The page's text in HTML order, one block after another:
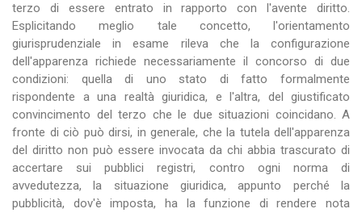
terzo di essere entrato in rapporto con l'avente diritto.
Esplicitando meglio tale concetto, l'orientamento
giurisprudenziale in esame rileva che la configurazione
dell'apparenza richiede necessariamente il concorso di due
condizioni: quella di uno stato di fatto formalmente
rispondente a una realtà giuridica, e l'altra, del giustificato
convincimento del terzo che le due situazioni coincidano. A
fronte di ciò può dirsi, in generale, che la tutela dell'apparenza
del diritto non può essere invocata da chi abbia trascurato di
accertare sui pubblici registri, contro ogni norma di
avvedutezza, la situazione giuridica, appunto perché la
pubblicità, dov'è imposta, ha la funzione di rendere nota